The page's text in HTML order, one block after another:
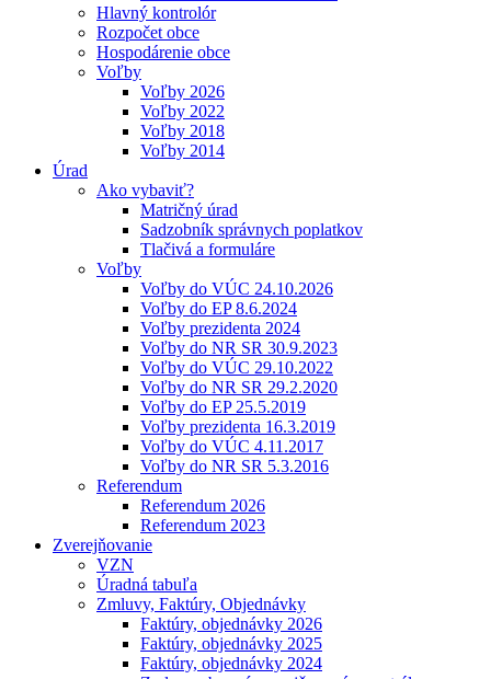
Hlavný kontrolór
Rozpočet obce
Hospodárenie obce
Voľby
Voľby 2026
Voľby 2022
Voľby 2018
Voľby 2014
Úrad
Ako vybaviť?
Matričný úrad
Sadzobník správnych poplatkov
Tlačivá a formuláre
Voľby
Voľby do VÚC 24.10.2026
Voľby do EP 8.6.2024
Voľby prezidenta 2024
Voľby do NR SR 30.9.2023
Voľby do VÚC 29.10.2022
Voľby do NR SR 29.2.2020
Voľby do EP 25.5.2019
Voľby prezidenta 16.3.2019
Voľby do VÚC 4.11.2017
Voľby do NR SR 5.3.2016
Referendum
Referendum 2026
Referendum 2023
Zverejňovanie
VZN
Úradná tabuľa
Zmluvy, Faktúry, Objednávky
Faktúry, objednávky 2026
Faktúry, objednávky 2025
Faktúry, objednávky 2024